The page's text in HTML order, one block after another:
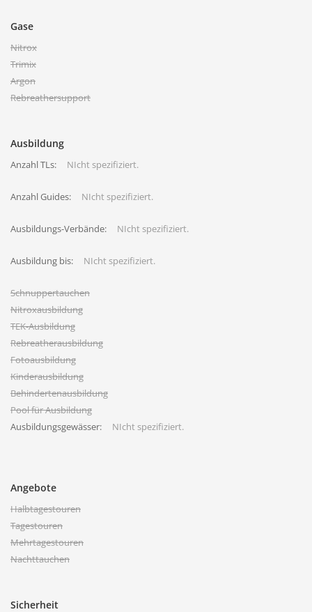
Gase
Nitrox
Trimix
Argon
Rebreathersupport
Ausbildung
Anzahl TLs: NIcht spezifiziert.
Anzahl Guides: NIcht spezifiziert.
Ausbildungs-Verbände: NIcht spezifiziert.
Ausbildung bis: NIcht spezifiziert.
Schnuppertauchen
Nitroxausbildung
TEK-Ausbildung
Rebreatherausbildung
Fotoausbildung
Kinderausbildung
Behindertenausbildung
Pool für Ausbildung
Ausbildungsgewässer:
NIcht spezifiziert.
Angebote
Halbtagestouren
Tagestouren
Mehrtagestouren
Nachttauchen
Sicherheit